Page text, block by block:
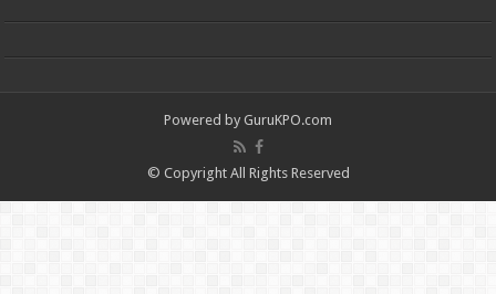
Powered by GuruKPO.com
© Copyright All Rights Reserved